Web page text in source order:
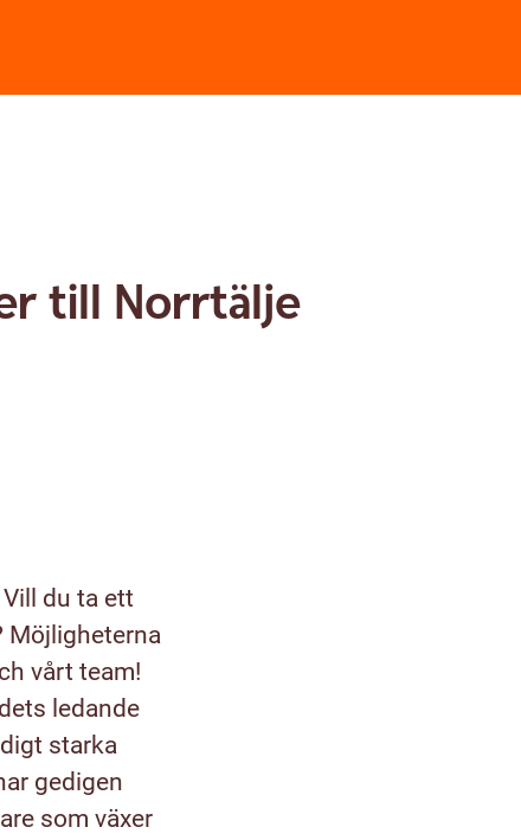
till Norrtälje
du ta ett
Möjligheterna
vårt team!
ledande
starka
gedigen
som växer